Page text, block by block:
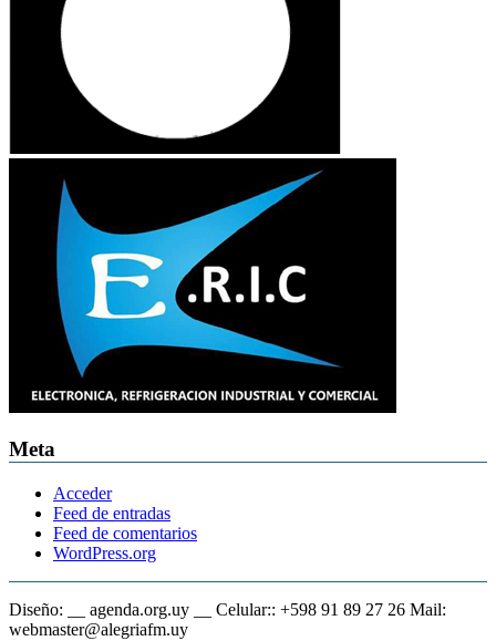
Meta
Acceder
Feed de entradas
Feed de comentarios
WordPress.org
Diseño: __ agenda.org.uy __ Celular:: +598 91 89 27 26 Mail:
webmaster@alegriafm.uy